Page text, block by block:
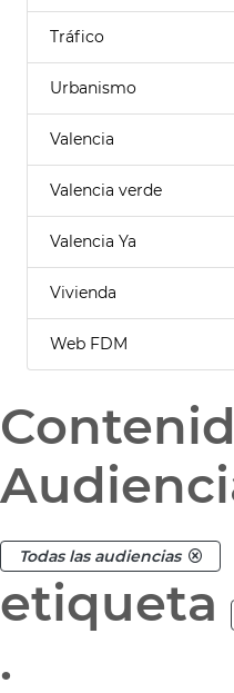
Tráfico
Urbanismo
Valencia
Valencia verde
Valencia Ya
Vivienda
Web FDM
Todas las audiencias
etiqueta
.